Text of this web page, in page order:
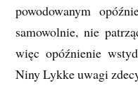
powodowanym
samowolnie, nie
więc opóźnienie
Niny Lykke uwagi